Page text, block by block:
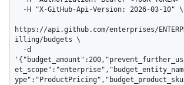
https://api.github.com/enterprises/
illing/budgets \